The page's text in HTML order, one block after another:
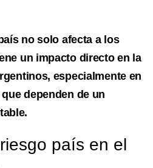
no solo afecta a los
un impacto directo en la
especialmente en
dependen de un
país en el